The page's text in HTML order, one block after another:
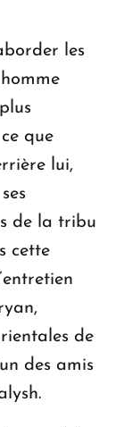
les
que
lui,
de la tribu
cette
de
des amis